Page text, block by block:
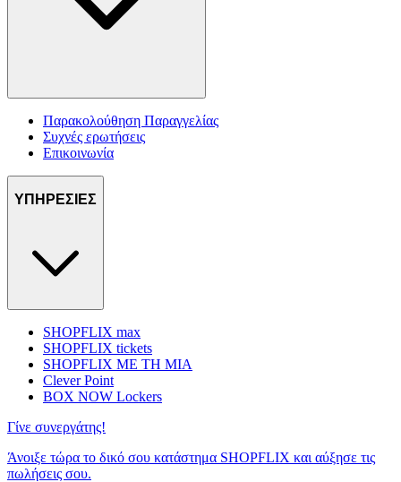
Παρακολούθηση Παραγγελίας
Συχνές ερωτήσεις
Επικοινωνία
ΥΠΗΡΕΣΙΕΣ
SHOPFLIX max
SHOPFLIX tickets
SHOPFLIX ΜΕ ΤΗ ΜΙΑ
Clever Point
BOX NOW Lockers
Γίνε συνεργάτης!
Άνοιξε τώρα το δικό σου κατάστημα SHOPFLIX και αύξησε τις
πωλήσεις σου.